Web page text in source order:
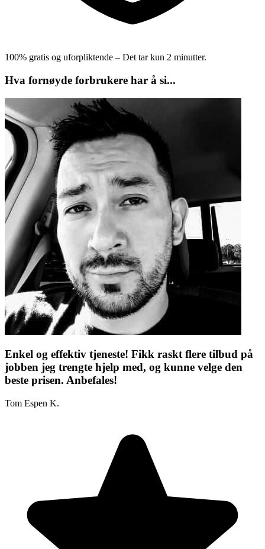
100% gratis og uforpliktende – Det tar kun 2 minutter.
Hva fornøyde forbrukere har å si...
Enkel og effektiv tjeneste! Fikk raskt flere tilbud på
jobben jeg trengte hjelp med, og kunne velge den
beste prisen. Anbefales!
Tom Espen K.